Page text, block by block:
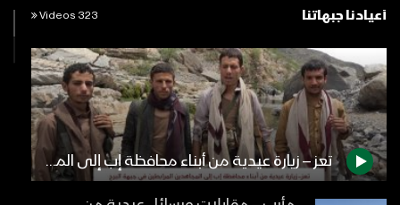
أعيادنا جبهاتنا 323 Videos
تعز – زيارة عيدية من أبناء محافظة إب إلى المجاهدين المرابطين في جبهة البرح